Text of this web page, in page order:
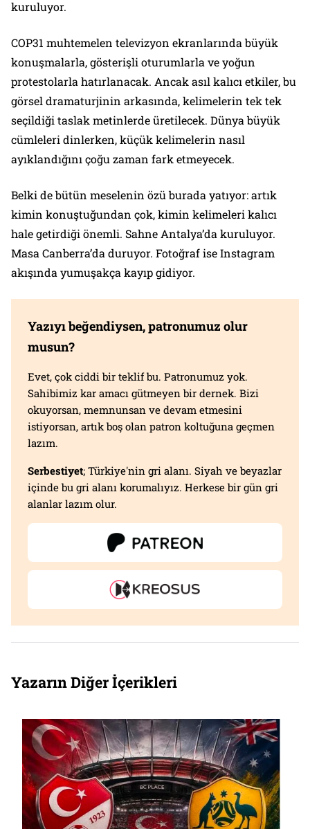
kuruluyor.
COP31 muhtemelen televizyon ekranlarında büyük
konuşmalarla, gösterişli oturumlarla ve yoğun
protestolarla hatırlanacak. Ancak asıl kalıcı etkiler, bu
görsel dramaturjinin arkasında, kelimelerin tek tek
seçildiği taslak metinlerde üretilecek. Dünya büyük
cümleleri dinlerken, küçük kelimelerin nasıl
ayıklandığını çoğu zaman fark etmeyecek.
Belki de bütün meselenin özü burada yatıyor: artık
kimin konuştuğundan çok, kimin kelimeleri kalıcı
hale getirdiği önemli. Sahne Antalya’da kuruluyor.
Masa Canberra’da duruyor. Fotoğraf ise Instagram
akışında yumuşakça kayıp gidiyor.
Yazıyı beğendiysen, patronumuz olur
musun?
Evet, çok ciddi bir teklif bu. Patronumuz yok.
Sahibimiz kar amacı gütmeyen bir dernek. Bizi
okuyorsan, memnunsan ve devam etmesini
istiyorsan, artık boş olan patron koltuğuna geçmen
lazım.
Serbestiyet; Türkiye'nin gri alanı. Siyah ve beyazlar
içinde bu gri alanı korumalıyız. Herkese bir gün gri
alanlar lazım olur.
Yazarın Diğer İçerikleri